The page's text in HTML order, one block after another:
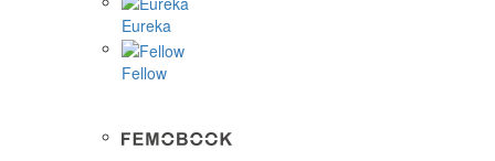
Eureka
Fellow